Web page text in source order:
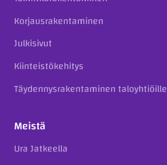
Korjausrakentaminen
Julkisivut
Kiinteistökehitys
Täydennysrakentaminen taloyhtiöille
Meistä
Ura Jatkeella